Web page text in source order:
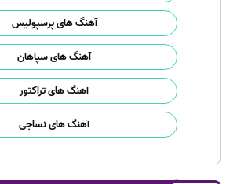
آهنگ های پرسپولیس
آهنگ های سپاهان
آهنگ های تراکتور
آهنگ های نساجی